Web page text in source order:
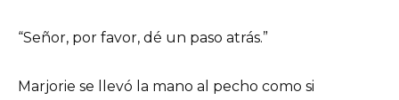
“Señor, por favor, dé un paso atrás.”
Marjorie se llevó la mano al pecho como si